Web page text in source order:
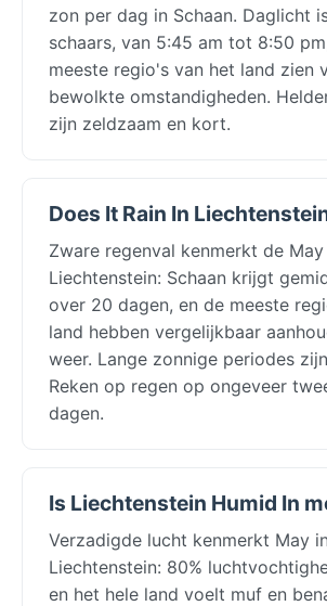
zon per dag in Schaan. Daglicht
schaars, van 5:45 am tot 8:50
meeste regio's van het land zien
bewolkte omstandigheden.
zijn zeldzaam en kort.
Does It Rain In
Zware regenval kenmerkt de May
Liechtenstein: Schaan krijgt
over 20 dagen, en de meeste
land hebben vergelijkbaar
weer. Lange zonnige periodes
Reken op regen op ongeveer
dagen.
Is Liechtenstein Humid In
Verzadigde lucht kenmerkt May in
Liechtenstein: 80%
en het hele land voelt muf en